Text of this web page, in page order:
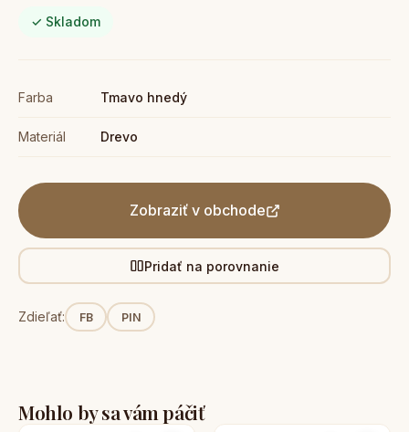
✓ Skladom
Farba Tmavo hnedý
Materiál Drevo
Zobraziť v obchode
Pridať na porovnanie
Zdieľať: FB PIN
Mohlo by sa vám páčiť